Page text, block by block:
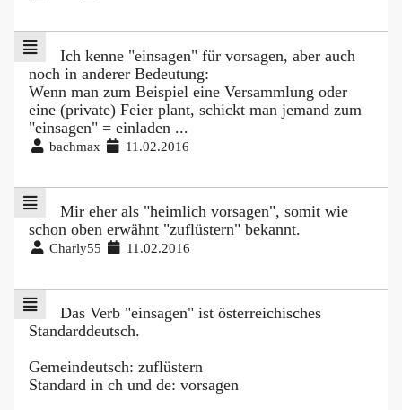
Ich kenne "einsagen" für vorsagen, aber auch
noch in anderer Bedeutung:
Wenn man zum Beispiel eine Versammlung oder
eine (private) Feier plant, schickt man jemand zum
"einsagen" = einladen ...
bachmax 11.02.2016
Mir eher als "heimlich vorsagen", somit wie
schon oben erwähnt "zuflüstern" bekannt.
Charly55 11.02.2016
Das Verb "einsagen" ist österreichisches
Standarddeutsch.
Gemeindeutsch: zuflüstern
Standard in ch und de: vorsagen